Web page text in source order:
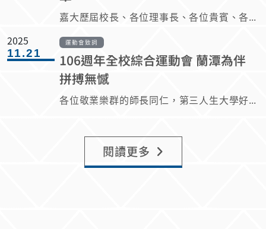
嘉大歷屆校長、各位理事長、各位貴賓、各位師長同仁以及同學們，大家好： 感謝大家蒞臨嘉大106週年校慶，今年校慶主題「綠意永續 共譜新章」，期許嘉大將風災後復原契機轉化為推動綠色校園與永續發展的行動，在教職員工生、校友及社會熱心人士共同努力下，書寫嘉大永續的新篇章。在這邊要特別感謝校友及社會熱心人士的大力協助，包括：木質材料與設計學系張元耀校友、園藝學系盧文德校友、高雄校友會黃坤原校友、彰化校友會謝格倫理事長及張佑証校友等協助大型機具進駐，慈濟慈善事業基金會等單位協助清理校園環境等，以及教育部補助災後重建經費3,561餘萬元，讓嘉大重建之路得以順利進行，翰謙和全校教職員工生滿懷感恩之心。 『嘉禾香 賢良師』！今年也是嘉師、嘉農整併為嘉義大學的25週年校慶。嘉大以嘉師、嘉農的根基，引領創新發展、卓越傳承，在『嘉大心、嘉大力及嘉大感』十年樹木百年樹人的茁壯發奮，推出具茉莉花香、低GI及節水耐旱的『嘉大銀禧精釀啤酒』，分享這百年大學底蘊的美味尊重與環境永續。彰顯嘉大在SDGs & USR的貢獻。 嘉大校友人才濟濟、遍布海內外，每年校慶返嘉齊聚共襄盛舉。今天典禮要表揚校友及社會賢達為學校及社會的付出和貢獻，頒發教育部捐資獎勵予周俊欽校友、張永霖理事長等41人，以及傑出校友獎與校友熱心服務及貢獻獎共35人；今年也有多位校友榮獲教育部師鐸獎、全國校長領導卓越獎，以及農業部全國十大傑出農業專家等殊榮，在此一併恭喜獲獎校友。每年均達成「安心就學獎助學金」1,000萬元的規模，校友們的支持令人感佩！ 在校友們殷切期盼與熱心捐助下，『嘉大校友會館』建築藍圖將在今天典禮後舉行發表活動，以木構造為底蘊，符合永續發展潮流，為嘉大校友們注入新的活力。 這幾年學校的發展不僅是讓外界『有目共睹』，『傳承永續』更是歷歷在目，特別是遠見雜誌全國大學排名進步4名，由27進步至23名!!! 在校務治理與經營上，持續對外爭取資源，嘉大研究發展計畫總經費近三年均維持在8.5億元以上。在學生宿舍方面，校務基金自籌+教育部爭取經費超過10億元，已完成蘭潭五舍、六舍及民雄一舍、二舍寢室及廊道翻新，新民校區賢德樓學生宿舍的正式啟用。另斥資723萬元優化民雄及新民校區輔導設施，爭取教育部改善節能措施成效計畫經費800萬元、經濟部補助蘭潭校區冰水主機等666萬元等。 在教師教學與學術發展上，「全球前2%頂尖科學家」名單，嘉大有5位教授入榜；第21屆國家新創獎，榮獲學研新創獎三個獎項，為國立大學第6名；另跨校團隊榮獲堪稱科研界奧斯卡的「2025未來科技獎」。 嘉大在醫農、教育、生技及獸醫等領域教研能量豐沛，將持續推動具有嘉大品牌的特色研究，並賡續辦理「嘉禾獎」頒發獎勵金60萬元，以鼓勵年輕教師穩定發展。 在學生學習與成效上，獲獎連連，諸如：ICKII最佳會議論文獎；亞太蘭花會議學術卓越獎；日本東京創新天才國際發明展金獎，跨校系學生團隊榮獲第22屆「ATCC全國大專院校個案大賽」台灣高鐵組第二名；榮獲GAIP保險創新競賽全臺第二名；第15屆大專生洄游農村競賽銅獎等！感謝師長指導。嘉大培養具有「關鍵力」、「適性力」、「跨域力」、「國際力」及「終身力」的五力人才，鼓勵學生跨域學習、關懷在地、接軌國際；以「嘉義巡禮」課程為例，PART I到PART III 的long stay，帶領學生實踐對社會與在地的關懷。嘉大實踐教育機會均等，每年超過2,000萬元投注於學生心理輔導、特殊學生的照顧、經文不利學生的獎助學金補助，讓所有學生都能安心的學習環境。 在國際化方面，嘉大與136所國際學校建立合作、導入雙聯學制，推動一系一院一國際化，以及永續嘉大10大國際化計畫，作為培養學生國際移動的「國際力」。今年6月5日頒授馬紹爾群島共和國海妮總統名譽博士學位，持續與馬紹爾公立學校系統共同推動人才培育、學生交流及合作計畫；國合會第六屆大專青年海外技術協助服務計畫，居全臺大專校院第一。近幾年推動跨國雙聯學制也有顯著成效，已將突破30位。 在社會責任與永續發展上，嘉大校區橫跨嘉義縣市，與地區發展緊密相連。 道將圳水綠廊道成功連結新民校區與民生公園，打造永續韌性的大學城市； 深耕布袋好美社區，協助社區榮獲第9屆國家環境教育獎，為校爭光。 積極投入永續發展議題，世界綠色大學排名由25%大幅進步到12%內， 另推進「嘉大林場-水社寮學習研究教育中心」建置，結合校園生態多樣性與各院系教師專業，投入國土及縣市綠網與藍帶，創造產業新的價值。 大學的學術創新與研究發展為重要的工作。嘉大以豐沛的農業生物技術及中醫藥研究科學專業，再加上國家中醫藥研究所的資源，成立(中)醫學院將是推動臺灣本土中草藥研發及人才培育的重大發展契機。因此自112年4月成立醫學院籌備處與中醫藥產業創新發展中心後，陸續與國家中醫藥研究所、台灣中藥臨床學會共同推動「台灣機能性作物綠色萃取技術產業聯盟」與「大嘉義中醫藥產業聯盟」。 今年9月，嘉大獲教育部核准成立『中西醫藥科學碩士學位學程』，培養兼具生物醫學、中草藥醫學的高階專業人才，滿足嘉雲南地區民眾與醫療院所的企盼，並與嘉義縣市長庚醫院、大林慈濟醫院、嘉義基督教以及嘉義大醫院 聯手共同守護嘉園。 翰謙以感恩的心感謝大家對嘉大的支持與肯定，希望這份支持能讓嘉大邁向卓越。 最後，與各位嘉賓、校友、師長同仁以及與會同學們-祝福嘉義大學『106歲生日快樂』。也祝福大家身體健康、平安順利，謝謝。
2025
11.21
運動會致詞
106週年全校綜合運動會 蘭潭為伴
拼搏無憾
各位敬業樂群的師長同仁，第三人生大學好學不倦的首屆同學，來自日本熊本大學的貴賓與同學，還有熱情洋溢的同學們，大家早安: 校慶運動會是一個很特別的日子，每年這一天全校各個單位、學院系所學程歡聚在一起，很高興看到大家精神飽滿、神采奕奕步入運動場。校慶運動會能夠順利舉辦，要特別感謝體育與健康休閒學系師生以及體育室同仁不辭辛勞的精心籌劃。 今天除了運動會及園遊會外，學校也特別準備「爆米香」及「烤大豬」等活動，歡迎全校師生踴躍參與，共同慶祝嘉大106週年校慶。 今年運動會的主題是「蘭潭為伴，拼搏無憾」，期許大家能以悍馬精神，無懼挑戰、勇往直前，點燃運動與生活的熱情！也希望透過體育競賽，讓全校教職員工生的情誼更堅固契合，也就是校長一直強調的和諧『愛校心』、團結『力量心』、互相『關懷心』、抱持『同理心』的『嘉大心』具體展現。 114年全國大專運動會嘉大學生表現亮眼，共獲得2面金牌、4面銀牌及3面銅牌，較113年的2銀、6銅，總排名大幅進步30多名。其中， 體育與健康休閒學系蕭煥霖同學榮獲公開男生組田徑標槍金牌， 園藝系盧永同學榮獲一般男生組田徑400公尺跨欄金牌，與其他各項競賽獲獎， 入選中職中信兄弟的棒球隊投手錢可倫同學等， 還有，今天代表運動員宣誓的是體健休系畢業生施柏宇同學，在卡巴迪比賽中榮獲112學年度一般男生組第3名、113學年度一般男生組第2名、114學年度總統盃第3名及114年第一屆東亞盃第3名等佳績，同學們傑出表現象徵嘉大學子永不放棄、勇於挑戰的精神。均為學校增添無比光彩。 任何競賽總是有勝有敗，沒有永遠的輸家或贏家，希望大家能秉持「勝不驕，敗不餒」的運動家精神，在競賽中學習、在挑戰中成長，用熱情與汗水為嘉大再添光彩。重要的是『嘉大KANO永不放棄的精神』。 最後，期許大家擁有『嘉大心』，培養具『關鍵力』、『適性力』、『跨域力』、『國際力』、『終身力』的『嘉大力』，全校教職員工生具備『責任感』、『使命感』、『成就感』、『共有感』、『光榮感』的「嘉大感」，以嘉大心、嘉大力、嘉大感，共同落實校務「共業共好」的發展。謝謝大家！
閱讀更多